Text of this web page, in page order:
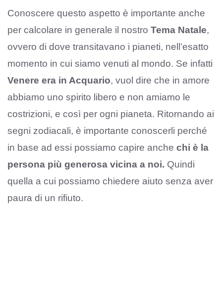
Conoscere questo aspetto è importante anche
per calcolare in generale il nostro Tema Natale,
ovvero di dove transitavano i pianeti, nell’esatto
momento in cui siamo venuti al mondo. Se infatti
Venere era in Acquario, vuol dire che in amore
abbiamo uno spirito libero e non amiamo le
costrizioni, e così per ogni pianeta. Ritornando ai
segni zodiacali, è importante conoscerli perché
in base ad essi possiamo capire anche chi è la
persona più generosa vicina a noi. Quindi
quella a cui possiamo chiedere aiuto senza aver
paura di un rifiuto.